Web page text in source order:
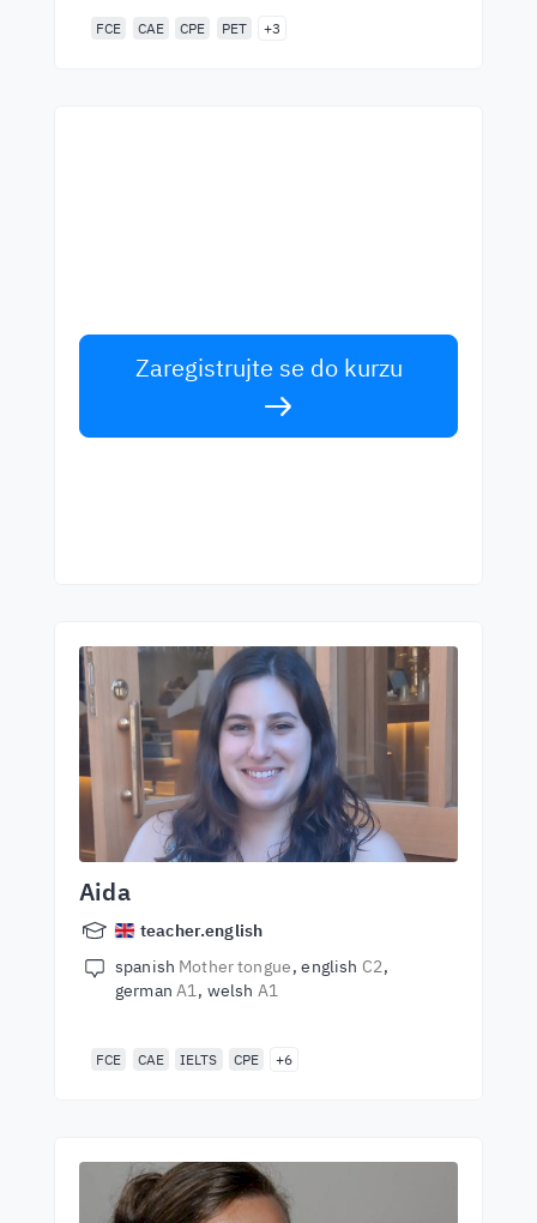
FCE CAE CPE PET +3
Zaregistrujte se do kurzu
Aida
teacher.english
spanish Mother tongue english C2
german A1 welsh A1
FCE CAE IELTS CPE +6